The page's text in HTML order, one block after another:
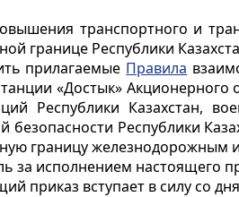
транспортного и
границе Республики
прилагаемые Правила
«Достык»
Республики Казахстан,
безопасности Республики
границу
за исполнением настоящего
приказ вступает в силу со